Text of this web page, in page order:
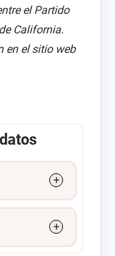
el Partido
California.
en el sitio web